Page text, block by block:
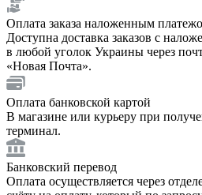
Оплата заказа наложенным
Доступна доставка заказов с
в любой уголок Украины через
«Новая Почта».
Оплата банковской картой
В магазине или курьеру при
терминал.
Банковский перевод
Оплата осуществляется через